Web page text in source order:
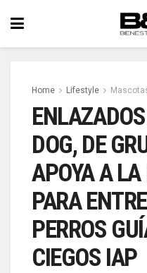
Home Lifestyle
DOG, DE
APOYA A LA
PARA
PERROS
CIEGOS IAP